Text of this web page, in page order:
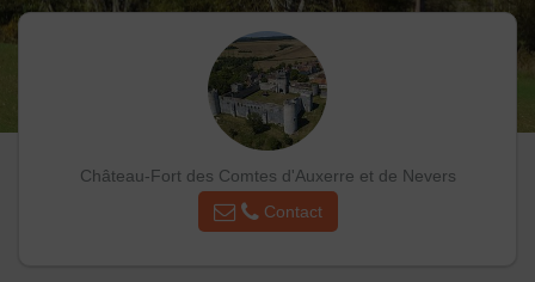
Château-Fort des Comtes d'Auxerre et de Nevers
Contact